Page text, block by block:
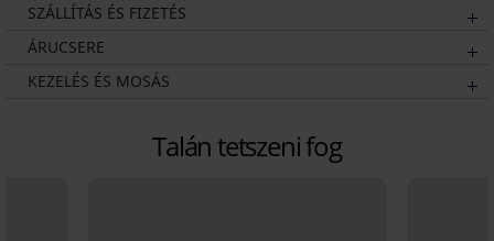
SZÁLLÍTÁS ÉS FIZETÉS
ÁRUCSERE
KEZELÉS ÉS MOSÁS
Talán tetszeni fog